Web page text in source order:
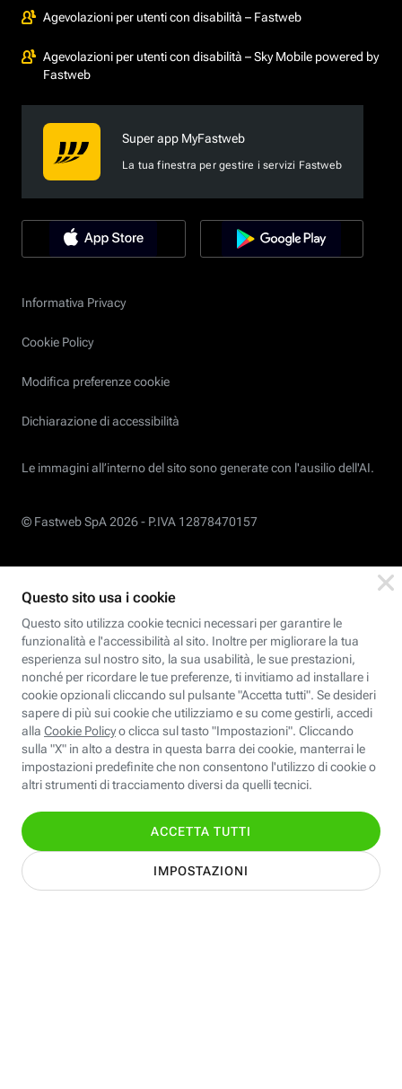
Agevolazioni per utenti con disabilità – Fastweb
Agevolazioni per utenti con disabilità – Sky Mobile powered by
Fastweb
Super app MyFastweb
La tua finestra per gestire i servizi Fastweb
Informativa Privacy
Cookie Policy
Modifica preferenze cookie
Dichiarazione di accessibilità
Le immagini all’interno del sito sono generate con l'ausilio dell'AI.
© Fastweb SpA 2026 - P.IVA 12878470157